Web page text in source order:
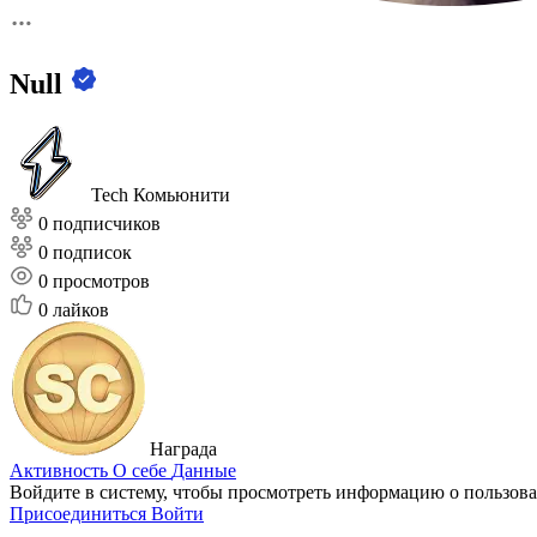
Null
Tech Комьюнити
0 подписчиков
0 подписок
0 просмотров
0 лайков
Награда
Активность О себе Данные
Войдите в систему, чтобы просмотреть информацию о
Присоединиться Войти